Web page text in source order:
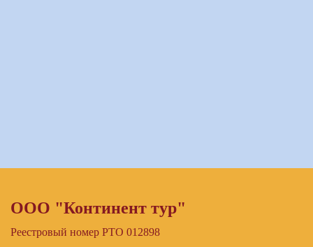
ООО "Континент тур"
Реестровый номер РТО 012898